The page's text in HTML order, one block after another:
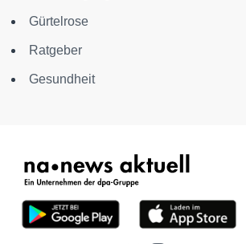
Gürtelrose
Ratgeber
Gesundheit